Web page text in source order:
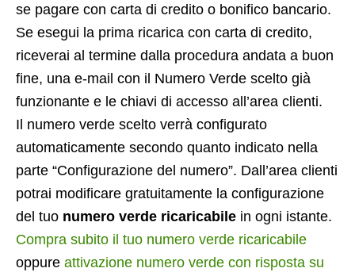
se pagare con carta di credito o bonifico bancario.
Se esegui la prima ricarica con carta di credito,
riceverai al termine dalla procedura andata a buon
fine, una e-mail con il Numero Verde scelto già
funzionante e le chiavi di accesso all’area clienti.
Il numero verde scelto verrà configurato
automaticamente secondo quanto indicato nella
parte “Configurazione del numero”. Dall’area clienti
potrai modificare gratuitamente la configurazione
del tuo numero verde ricaricabile in ogni istante.
Compra subito il tuo numero verde ricaricabile
oppure attivazione numero verde con risposta su